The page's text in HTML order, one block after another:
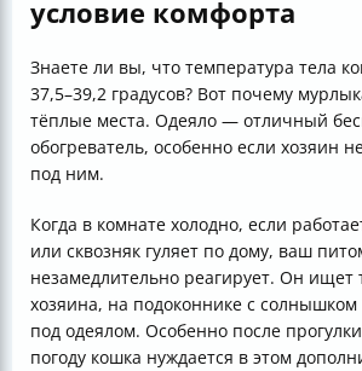
условие комфорта
Знаете ли вы, что температура тела
37,5–39,2 градусов? Вот почему
тёплые места. Одеяло — отличный
обогреватель, особенно если хозяин
под ним.
Когда в комнате холодно, если
или сквозняк гуляет по дому, ваш
незамедлительно реагирует. Он ищет
хозяина, на подоконнике с
под одеялом. Особенно после
погоду кошка нуждается в этом